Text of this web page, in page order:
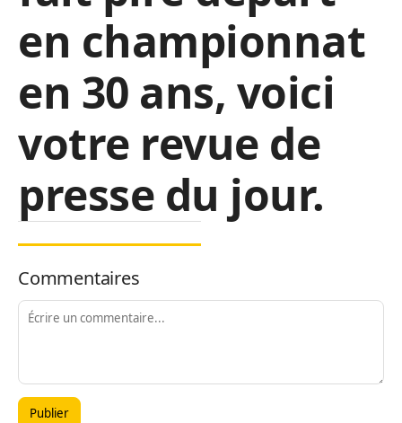
en championnat
en 30 ans, voici
votre revue de
presse du jour.
Commentaires
Publier